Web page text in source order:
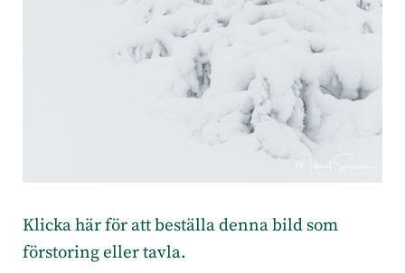
Klicka här för att beställa denna bild som
förstoring eller tavla.